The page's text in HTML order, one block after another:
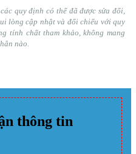
quy định có thể đã được sửa đổi,
lòng cập nhật và đối chiếu với quy
tính chất tham khảo, không mang
nào.
thông tin